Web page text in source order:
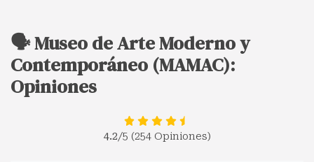
🗣️ Museo de Arte Moderno y
Contemporáneo (MAMAC):
Opiniones
4.2/5 (254 Opiniones)